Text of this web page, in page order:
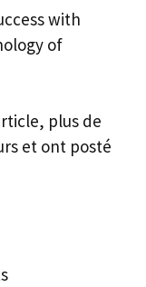
with
of
plus de
et ont posté